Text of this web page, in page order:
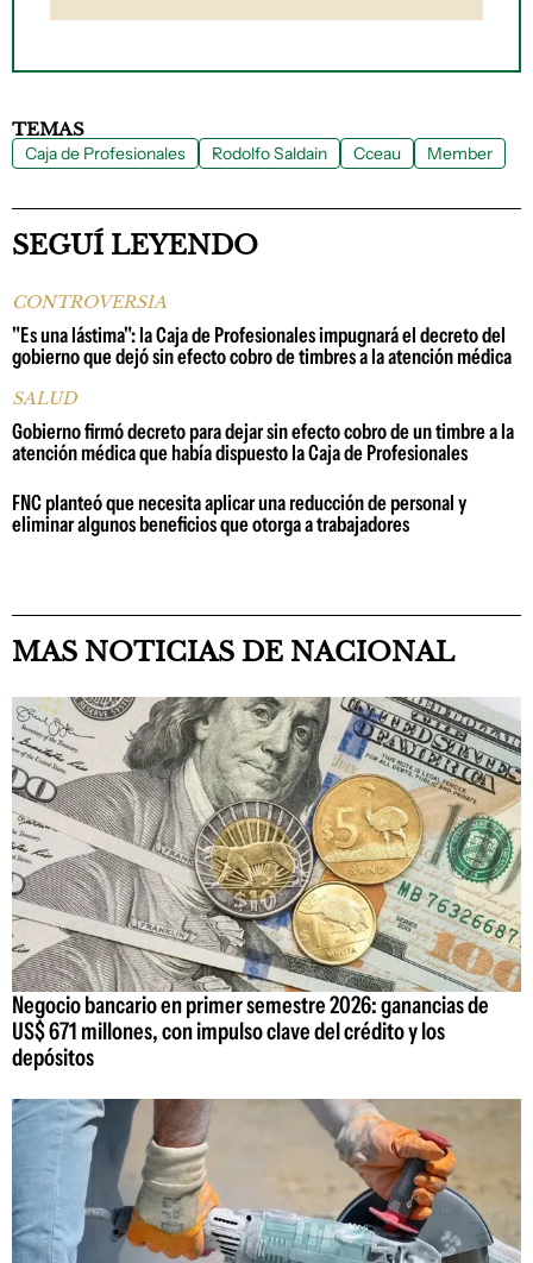
TEMAS
Caja de Profesionales Rodolfo Saldain Cceau Member
SEGUÍ LEYENDO
CONTROVERSIA
"Es una lástima": la Caja de Profesionales impugnará el decreto del
gobierno que dejó sin efecto cobro de timbres a la atención médica
SALUD
Gobierno firmó decreto para dejar sin efecto cobro de un timbre a la
atención médica que había dispuesto la Caja de Profesionales
FNC planteó que necesita aplicar una reducción de personal y
eliminar algunos beneficios que otorga a trabajadores
MAS NOTICIAS DE NACIONAL
Negocio bancario en primer semestre 2026: ganancias de
US$ 671 millones, con impulso clave del crédito y los
depósitos